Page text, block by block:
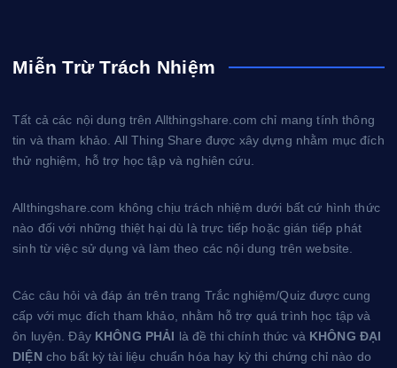
l
x
e
u
Miễn Trừ Trách Nhiệm
Tất cả các nội dung trên Allthingshare.com chỉ mang tính thông
tin và tham khảo. All Thing Share được xây dựng nhằm mục đích
thử nghiệm, hỗ trợ học tập và nghiên cứu.
Allthingshare.com không chịu trách nhiệm dưới bất cứ hình thức
nào đối với những thiệt hại dù là trực tiếp hoặc gián tiếp phát
sinh từ việc sử dụng và làm theo các nội dung trên website.
Các câu hỏi và đáp án trên trang Trắc nghiệm/Quiz được cung
cấp với mục đích tham khảo, nhằm hỗ trợ quá trình học tập và
ôn luyện. Đây KHÔNG PHẢI là đề thi chính thức và KHÔNG ĐẠI
DIỆN cho bất kỳ tài liệu chuẩn hóa hay kỳ thi chứng chỉ nào do